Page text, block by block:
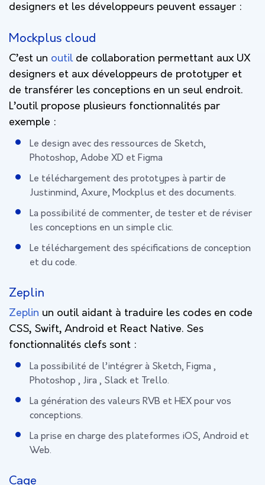
designers et les développeurs peuvent essayer :
Mockplus cloud
C’est un outilde collaboration permettant aux UX
designers et aux développeurs de prototyper et
de transférer les conceptions en un seul endroit.
L’outil propose plusieurs fonctionnalités par
exemple :
Le design avec des ressources de Sketch,
Photoshop, Adobe XD et Figma
Le téléchargement des prototypes à partir de
Justinmind, Axure, Mockplus et des documents.
La possibilité de commenter, de tester et de réviser
les conceptions en un simple clic.
Le téléchargement des spécifications de conception
et du code.
Zeplin
Zeplin un outil aidant à traduire les codes en code
CSS, Swift, Android et React Native. Ses
fonctionnalités clefs sont :
La possibilité de l’intégrer à Sketch, Figma ,
Photoshop , Jira , Slack et Trello.
La génération des valeurs RVB et HEX pour vos
conceptions.
La prise en charge des plateformes iOS, Android et
Web.
Cage